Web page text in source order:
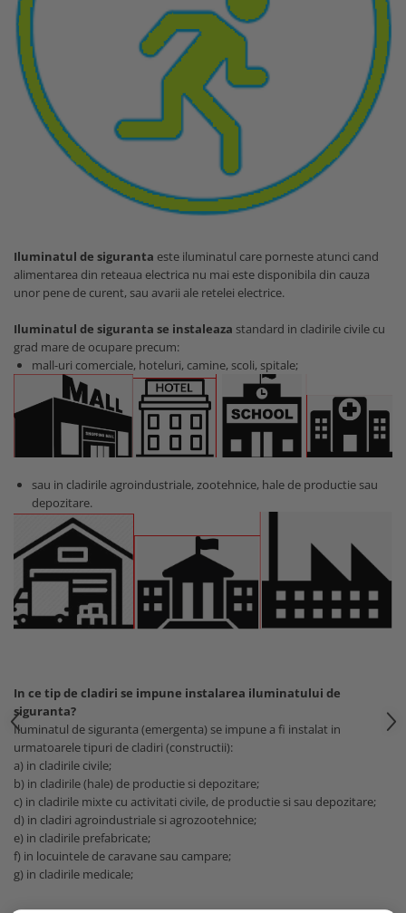
Iluminatul de siguranta este iluminatul care porneste atunci cand
alimentarea din reteaua electrica nu mai este disponibila din cauza
unor pene de curent, sau avarii ale retelei electrice.
Iluminatul de siguranta se instaleaza standard in cladirile civile cu
grad mare de ocupare precum:
mall-uri comerciale, hoteluri, camine, scoli, spitale;
sau in cladirile agroindustriale, zootehnice, hale de productie sau
depozitare.
In ce tip de cladiri se impune instalarea iluminatului de
siguranta?
Iluminatul de siguranta (emergenta) se impune a fi instalat in
urmatoarele tipuri de cladiri (constructii):
a) in cladirile civile;
b) in cladirile (hale) de productie si depozitare;
c) in cladirile mixte cu activitati civile, de productie si sau depozitare;
d) in cladiri agroindustriale si agrozootehnice;
e) in cladirile prefabricate;
f) in locuintele de caravane sau campare;
g) in cladirile medicale;